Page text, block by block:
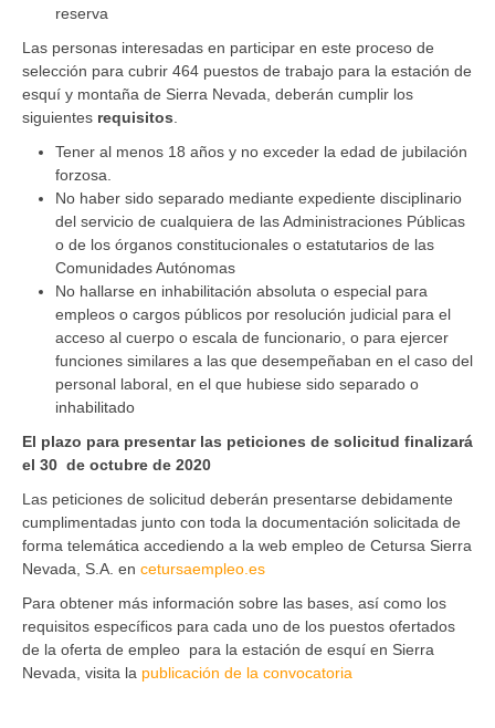
reserva
Las personas interesadas en participar en este proceso de
selección para cubrir 464 puestos de trabajo para la estación de
esquí y montaña de Sierra Nevada, deberán cumplir los
siguientes requisitos
Tener al menos 18 años y no exceder la edad de jubilación
forzosa.
No haber sido separado mediante expediente disciplinario
del servicio de cualquiera de las Administraciones Públicas
o de los órganos constitucionales o estatutarios de las
Comunidades Autónomas
No hallarse en inhabilitación absoluta o especial para
empleos o cargos públicos por resolución judicial para el
acceso al cuerpo o escala de funcionario, o para ejercer
funciones similares a las que desempeñaban en el caso del
personal laboral, en el que hubiese sido separado o
inhabilitado
El plazo para presentar las peticiones de solicitud finalizará
el 30 de octubre de 2020
Las peticiones de solicitud deberán presentarse debidamente
cumplimentadas junto con toda la documentación solicitada de
forma telemática accediendo a la web empleo de Cetursa Sierra
Nevada, S.A. en cetursaempleo.es
Para obtener más información sobre las bases, así como los
requisitos específicos para cada uno de los puestos ofertados
de la oferta de empleo para la estación de esquí en Sierra
Nevada, visita la publicación de la convocatoria